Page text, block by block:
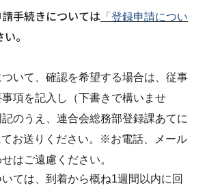
手続きについては 「登録申請につい
。
いて、確認を希望する場合は、従事
項を記入し（下書きで構いませ
のうえ、連合会総務部登録課あてに
お送りください。※お電話、メール
はご遠慮ください。
ては、到着から概ね1週間以内に回